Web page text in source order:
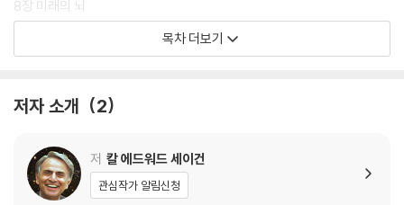
8장 미래의 뇌
9장 지식은 우리의 운명
옮긴이의 글
목차 더보기
저자 소개 2
저 칼 에드워드 세이건
관심작가 알림신청